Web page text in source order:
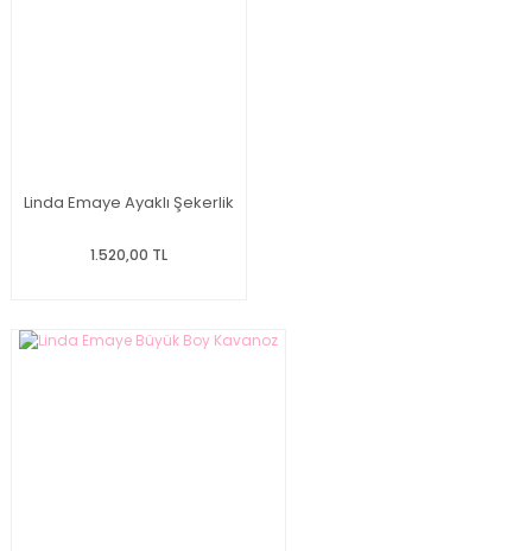
Linda Emaye Ayaklı Şekerlik
1.520,00 TL